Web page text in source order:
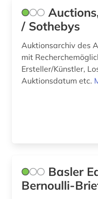
numismatik (1)
oberharz (1)
objekt (1)
oder (1)
open access (2)
open science (2)
open-access (1)
/ Sothebys
Auktionsarchiv des
mit
Ersteller/Künstler,
Auktionsdatum etc.
Basler
Bernoulli-